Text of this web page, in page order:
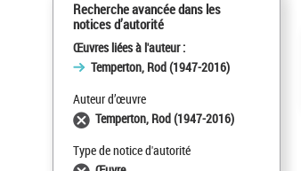
Recherche avancée dans les
notices d’autorité
Œuvres liées à l'auteur :
Temperton, Rod (1947-2016)
Auteur d’œuvre
Temperton, Rod (1947-2016)
Type de notice d'autorité